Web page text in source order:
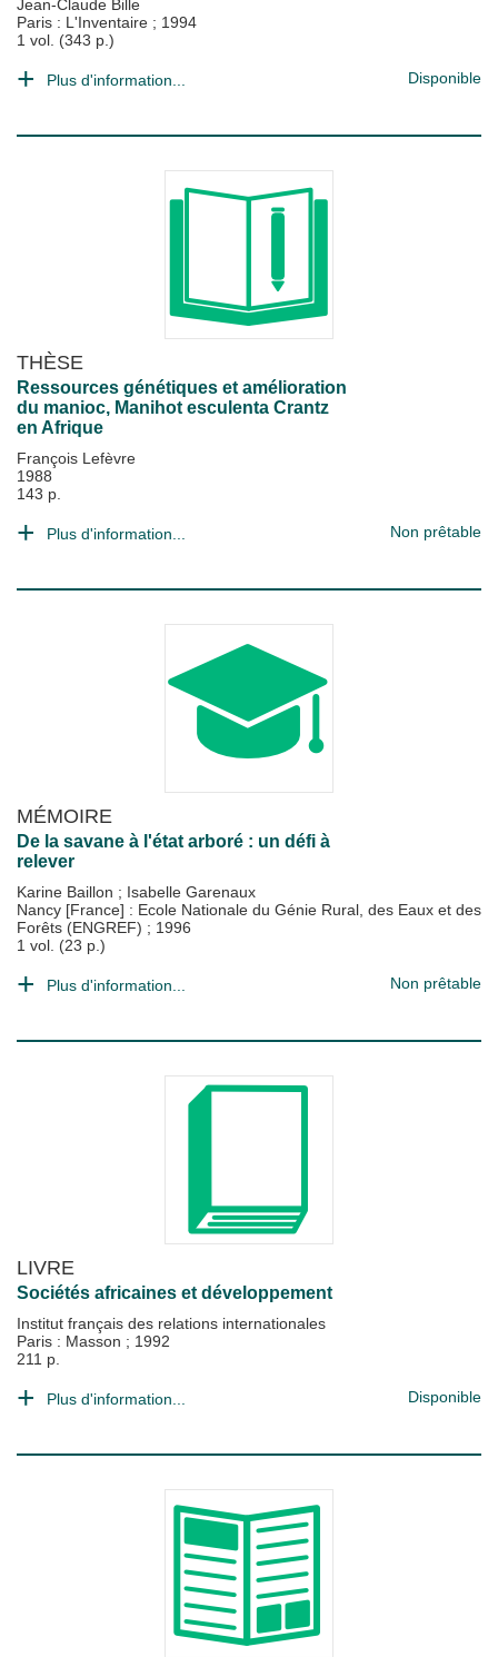
Jean-Claude Bille
Paris : L'Inventaire ; 1994
1 vol. (343 p.)
Plus d'information... Disponible
THÈSE
Ressources génétiques et amélioration
du manioc, Manihot esculenta Crantz
en Afrique
François Lefèvre
1988
143 p.
Plus d'information... Non prêtable
MÉMOIRE
De la savane à l'état arboré : un défi à
relever
Karine Baillon ; Isabelle Garenaux
Nancy [France] : Ecole Nationale du Génie Rural, des Eaux et des
Forêts (ENGREF) ; 1996
1 vol. (23 p.)
Plus d'information... Non prêtable
LIVRE
Sociétés africaines et développement
Institut français des relations internationales
Paris : Masson ; 1992
211 p.
Plus d'information... Disponible